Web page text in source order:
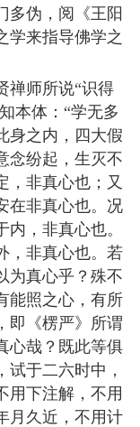
多伪，阅《王阳
学来指导佛学之
禅师所说“识得
本体：“学无多
身之内，四大假
念纷起，生灭不
，非真心也；又
在非真心也。况
，非真心也。
，非真心也。若
为真心乎？殊不
能照之心，有所
即《楞严》所谓
心哉？既此等俱
于二六时中，
用下注解，不用
月久近，不用计